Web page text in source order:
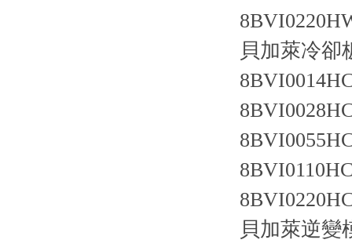
貝加萊冷卻
貝加萊逆變